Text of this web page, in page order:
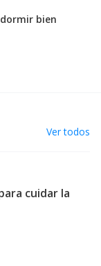
bien
Ver todos
cuidar la